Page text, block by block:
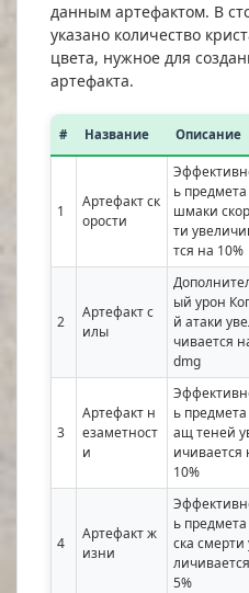
данным артефактом. В
указано количество
цвета, нужное для
артефакта.
# Название Описание
1
Артефакт ск
орости
ь предмета
шмаки
ти
тся на 10%
2
Артефакт с
илы
ый урон
й атаки
чивается
dmg
3
Артефакт н
езаметност
и
ь
ащ теней
ичивается
10%
4
Артефакт ж
изни
ь
ска смерти
5%